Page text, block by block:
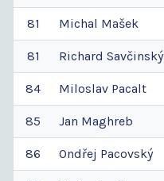
81 Michal Mašek
81 Richard Savčinský
84 Miloslav Pacalt
85 Jan Maghreb
86 Ondřej Pacovský